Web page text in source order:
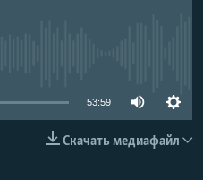
53:59
Скачать медиафайл